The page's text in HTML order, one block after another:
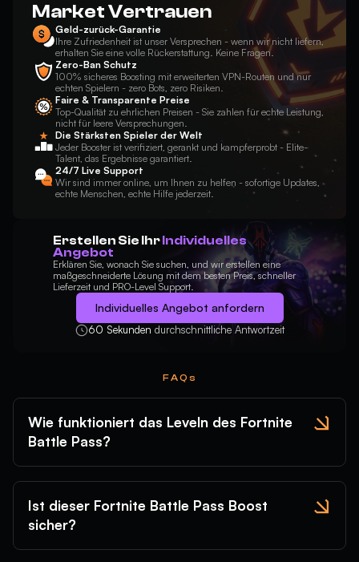
Market Vertrauen
Geld-zurück-Garantie
Ihre Zufriedenheit ist unser Versprechen - wenn wir nicht liefern,
erhalten Sie eine volle Rückerstattung. Keine Fragen.
Zero-Ban Schutz
100% sicheres Boosting mit erweiterten VPN-Routen und nur
echten Spielern - zero Bots, zero Risiken.
Faire & Transparente Preise
Top-Qualität zu ehrlichen Preisen - Sie zahlen für echte Leistung,
nicht für leere Versprechungen.
Die Stärksten Spieler der Welt
Jeder Booster ist verifiziert, gerankt und kampferprobt - Elite-
Talent, das Ergebnisse garantiert.
24/7 Live Support
Wir sind immer online, um Ihnen zu helfen - sofortige Updates,
echte Menschen, echte Hilfe jederzeit.
Erstellen Sie IhrIndividuelles
Angebot
Erklären Sie, wonach Sie suchen, und wir erstellen eine
maßgeschneiderte Lösung mit dem besten Preis, schneller
Lieferzeit und PRO-Level Support.
Individuelles Angebot anfordern
60 Sekunden durchschnittliche Antwortzeit
FAQs
Wie funktioniert das Leveln des Fortnite
Battle Pass?
Ist dieser Fortnite Battle Pass Boost
sicher?